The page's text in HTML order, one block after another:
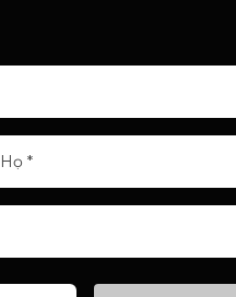
Họ *